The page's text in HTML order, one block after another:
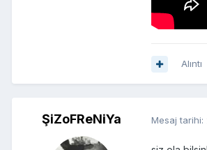
Alıntı
ŞiZoFReNiYa Mesaj tarihi: